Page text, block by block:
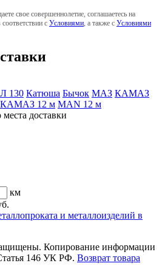
свое совершеннолетие, соглашаетесь на
с Условиями , а также с Условиями
130 Катюша Бычок МАЗ КАМАЗ
КАМАЗ 12 м MAN 12 м
доставки
км
Копирование информации
146 УК РФ. Возврат товара